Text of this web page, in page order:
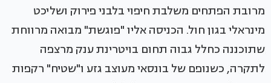
מרובת הפתחים משלבת חיפוי בלבני פירוק ושליכט
מינראלי בגון חול. הכניסה אליו "פוגשת" מבואה מרווחת
שתוכננה כחלל גבוה תחום בויטרינת ענק מרצפה
לתקרה, כשנופם של בונסאי מעוצב גזע ו"שטיח" רקפות